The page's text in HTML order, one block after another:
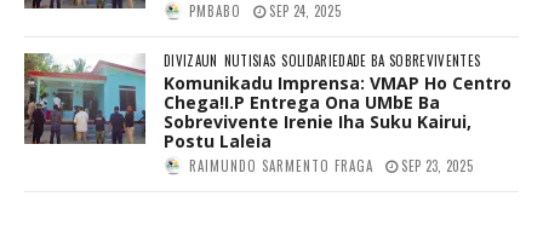
PMBABO SEP 24, 2025
DIVIZAUN NUTISIAS SOLIDARIEDADE BA SOBREVIVENTES
Komunikadu Imprensa: VMAP Ho Centro
Chega!I.P Entrega Ona UMbE Ba
Sobrevivente Irenie Iha Suku Kairui,
Postu Laleia
RAIMUNDO SARMENTO FRAGA SEP 23, 2025